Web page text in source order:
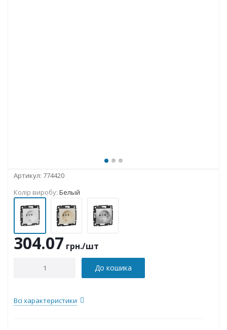
Артикул: 774420
Колір виробу: Белый
304.07 грн./шт
До кошика
Всі характеристики